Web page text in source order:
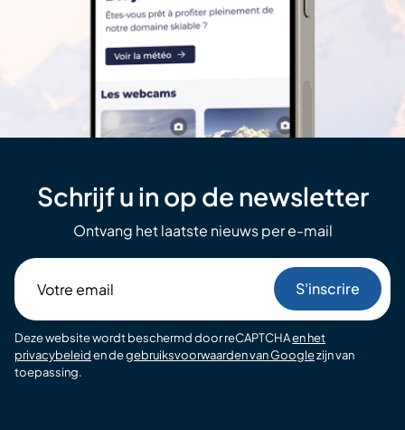
Schrijf u in op de newsletter
Ontvang het laatste nieuws per e-mail
email
Deze website wordt beschermd door reCAPTCHAen het
privacybeleiden degebruiksvoorwaarden van Googlezijn van
toepassing.